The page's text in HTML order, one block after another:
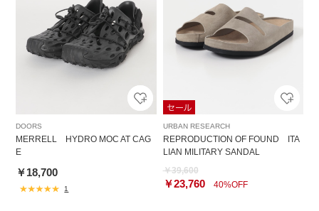
DOORS
MERRELL HYDRO MOC AT CAG
E
￥18,700
1
URBAN RESEARCH
REPRODUCTION OF FOUND ITA
LIAN MILITARY SANDAL
￥39,600
￥23,76040%OFF